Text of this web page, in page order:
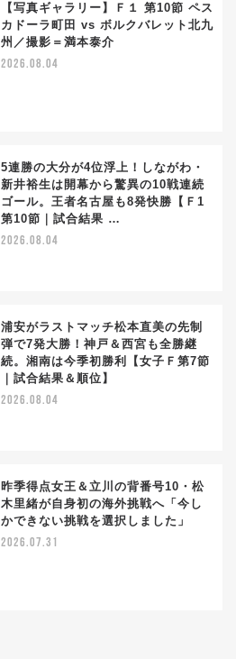
【写真ギャラリー】Ｆ１ 第10節 ペス
カドーラ町田 vs ボルクバレット北九
州／撮影＝満本泰介
2026.08.04
5連勝の大分が4位浮上！しながわ・
新井裕生は開幕から驚異の10戦連続
ゴール。王者名古屋も8発快勝【Ｆ1
第10節｜試合結果 …
2026.08.04
浦安がラストマッチ松本直美の先制
弾で7発大勝！神戸＆西宮も全勝継
続。湘南は今季初勝利【女子Ｆ第7節
｜試合結果＆順位】
2026.08.04
昨季得点女王＆立川の背番号10・松
木里緒が自身初の海外挑戦へ「今し
かできない挑戦を選択しました」
2026.07.31